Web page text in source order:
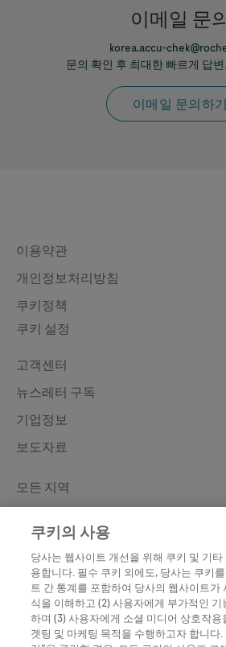
이메일 문
korea.accu-
문의 확인 후 최대한 빠르게 답
이메일 문의하기
Legal & Privacy
이용약관
개인정보처리방침
쿠키정책
쿠키 설정
Contact
고객센터
뉴스레터 구독
기업정보
보도자료
Learn More
모든 지역
Roche Diabetes
Roche
쿠키의 사용
당사는 웹사이트 개선을 위해 쿠키 및 기타
용합니다. 필수 쿠키 외에도, 당사는 쿠키
트 간 통계를 포함하여 당사의 웹사이트가
식을 이해하고 (2) 사용자에게 부가적인
하며 (3) 사용자에게 소셜 미디어 상호작용
겟팅 및 마케팅 목적을 수행하고자 합니다.